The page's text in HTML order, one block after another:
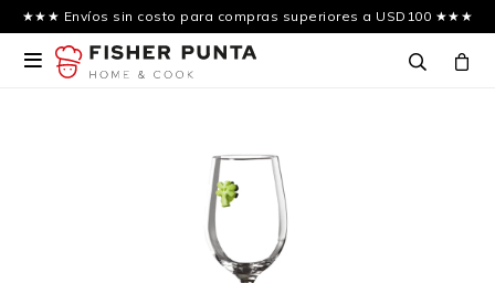
★★★ Envíos sin costo para compras superiores a USD100 ★★★
